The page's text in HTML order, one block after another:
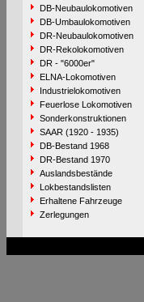
DB-Neubaulokomotiven
DB-Umbaulokomotiven
DR-Neubaulokomotiven
DR-Rekolokomotiven
DR - "6000er"
ELNA-Lokomotiven
Industrielokomotiven
Feuerlose Lokomotiven
Sonderkonstruktionen
SAAR (1920 - 1935)
DB-Bestand 1968
DR-Bestand 1970
Auslandsbestände
Lokbestandslisten
Erhaltene Fahrzeuge
Zerlegungen